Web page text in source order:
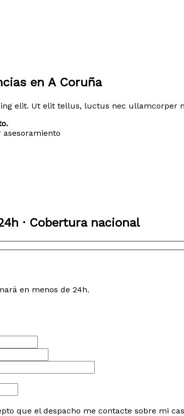
en A Coruña
elit. Ut elit tellus, luctus nec ullamcorper
asesoramiento
· Cobertura nacional
en menos de 24h.
que el despacho me contacte sobre mi